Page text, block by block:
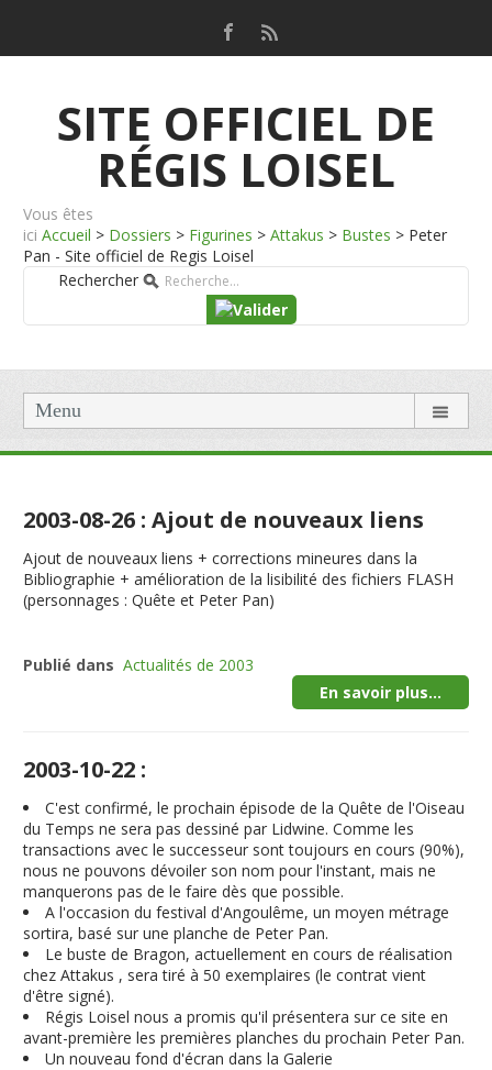
SITE OFFICIEL DE
RÉGIS LOISEL
Vous êtes
ici Accueil > Dossiers > Figurines > Attakus > Bustes > Peter
Pan - Site officiel de Regis Loisel
Rechercher
Menu
2003-08-26 : Ajout de nouveaux liens
Ajout de nouveaux liens + corrections mineures dans la
Bibliographie + amélioration de la lisibilité des fichiers FLASH
(personnages : Quête et Peter Pan)
Publié dans Actualités de 2003
En savoir plus...
2003-10-22 :
C'est confirmé, le prochain épisode de la Quête de l'Oiseau
du Temps ne sera pas dessiné par Lidwine. Comme les
transactions avec le successeur sont toujours en cours (90%),
nous ne pouvons dévoiler son nom pour l'instant, mais ne
manquerons pas de le faire dès que possible.
A l'occasion du festival d'Angoulême, un moyen métrage
sortira, basé sur une planche de Peter Pan.
Le buste de Bragon, actuellement en cours de réalisation
chez Attakus , sera tiré à 50 exemplaires (le contrat vient
d'être signé).
Régis Loisel nous a promis qu'il présentera sur ce site en
avant-première les premières planches du prochain Peter Pan.
Un nouveau fond d'écran dans la Galerie